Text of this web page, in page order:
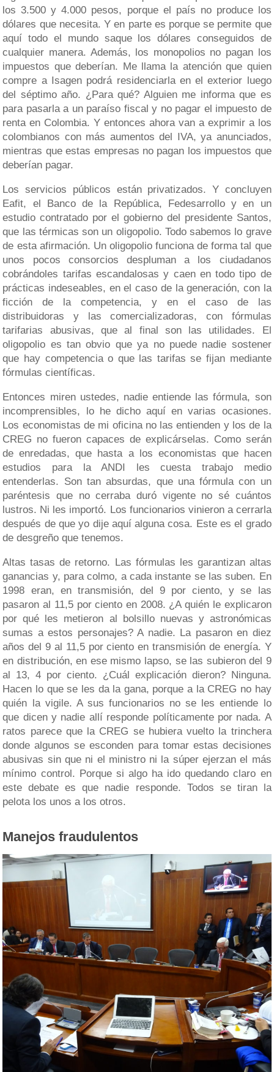
los 3.500 y 4.000 pesos, porque el país no produce los
dólares que necesita. Y en parte es porque se permite que
aquí todo el mundo saque los dólares conseguidos de
cualquier manera. Además, los monopolios no pagan los
impuestos que deberían. Me llama la atención que quien
compre a Isagen podrá residenciarla en el exterior luego
del séptimo año. ¿Para qué? Alguien me informa que es
para pasarla a un paraíso fiscal y no pagar el impuesto de
renta en Colombia. Y entonces ahora van a exprimir a los
colombianos con más aumentos del IVA, ya anunciados,
mientras que estas empresas no pagan los impuestos que
deberían pagar.
Los servicios públicos están privatizados. Y concluyen
Eafit, el Banco de la República, Fedesarrollo y en un
estudio contratado por el gobierno del presidente Santos,
que las térmicas son un oligopolio. Todo sabemos lo grave
de esta afirmación. Un oligopolio funciona de forma tal que
unos pocos consorcios despluman a los ciudadanos
cobrándoles tarifas escandalosas y caen en todo tipo de
prácticas indeseables, en el caso de la generación, con la
ficción de la competencia, y en el caso de las
distribuidoras y las comercializadoras, con fórmulas
tarifarias abusivas, que al final son las utilidades. El
oligopolio es tan obvio que ya no puede nadie sostener
que hay competencia o que las tarifas se fijan mediante
fórmulas científicas.
Entonces miren ustedes, nadie entiende las fórmula, son
incomprensibles, lo he dicho aquí en varias ocasiones.
Los economistas de mi oficina no las entienden y los de la
CREG no fueron capaces de explicárselas. Como serán
de enredadas, que hasta a los economistas que hacen
estudios para la ANDI les cuesta trabajo medio
entenderlas. Son tan absurdas, que una fórmula con un
paréntesis que no cerraba duró vigente no sé cuántos
lustros. Ni les importó. Los funcionarios vinieron a cerrarla
después de que yo dije aquí alguna cosa. Este es el grado
de desgreño que tenemos.
Altas tasas de retorno. Las fórmulas les garantizan altas
ganancias y, para colmo, a cada instante se las suben. En
1998 eran, en transmisión, del 9 por ciento, y se las
pasaron al 11,5 por ciento en 2008. ¿A quién le explicaron
por qué les metieron al bolsillo nuevas y astronómicas
sumas a estos personajes? A nadie. La pasaron en diez
años del 9 al 11,5 por ciento en transmisión de energía. Y
en distribución, en ese mismo lapso, se las subieron del 9
al 13, 4 por ciento. ¿Cuál explicación dieron? Ninguna.
Hacen lo que se les da la gana, porque a la CREG no hay
quién la vigile. A sus funcionarios no se les entiende lo
que dicen y nadie allí responde políticamente por nada. A
ratos parece que la CREG se hubiera vuelto la trinchera
donde algunos se esconden para tomar estas decisiones
abusivas sin que ni el ministro ni la súper ejerzan el más
mínimo control. Porque si algo ha ido quedando claro en
este debate es que nadie responde. Todos se tiran la
pelota los unos a los otros.
Manejos fraudulentos